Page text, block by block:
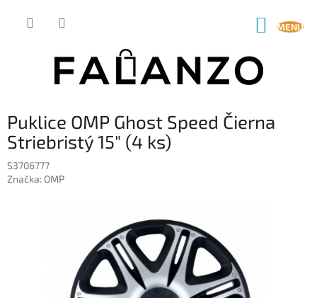
Puklice OMP Ghost Speed Čierna
Striebristý 15" (4 ks)
S3706777
Značka: OMP